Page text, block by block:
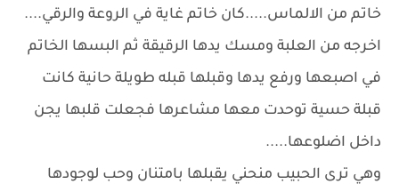
خاتم من الالماس.....كان خاتم غاية في الروعة والرقي....
اخرجه من العلبة ومسك يدها الرقيقة ثم البسها الخاتم
في اصبعها ورفع يدها وقبلها قبله طويلة حانية كانت
قبلة حسية توحدت معها مشاعرها فجعلت قلبها يجن
داخل اضلوعها.....
وهي ترى الحبيب منحني يقبلها بامتنان وحب لوجودها